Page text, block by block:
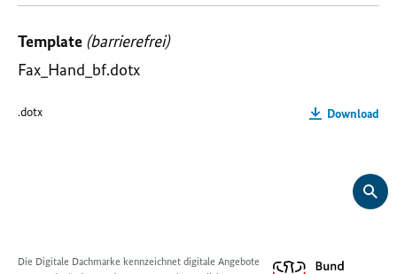
Template (barrierefrei)
Fax_Hand_bf.dotx
.dotx Download
Die Digitale Dachmarke kennzeichnet digitale Angebote